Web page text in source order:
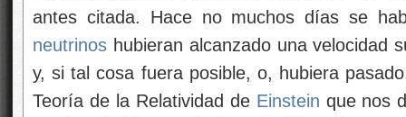
antes citada. Hace no muchos días se
neutrinos hubieran alcanzado una velocidad
y, si tal cosa fuera posible, o, hubiera
Teoría de la Relatividad de Einstein que nos